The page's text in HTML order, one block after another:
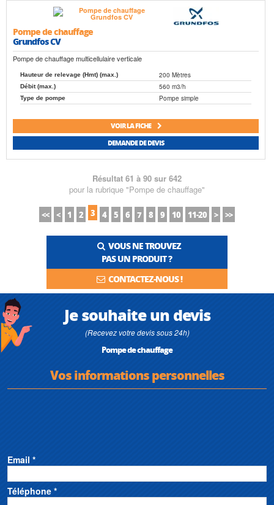
Pompe de chauffage
Grundfos CV
Pompe de chauffage multicellulaire verticale
Hauteur de relevage (Hmt) (max.) 200 Mètres
Débit (max.) 560 m3/h
Type de pompe Pompe simple
VOIR LA FICHE
DEMANDE DE DEVIS
Résultat 61 à 90 sur 642
pour la rubrique "Pompe de chauffage"
<< < 1 2 3 4 5 6 7 8 9 10 11-20 > >>
VOUS NE TROUVEZ
PAS UN PRODUIT ?
CONTACTEZ-NOUS !
Je souhaite un devis
(Recevez votre devis sous 24h)
Pompe de chauffage
Vos informations personnelles
Email *
Téléphone *